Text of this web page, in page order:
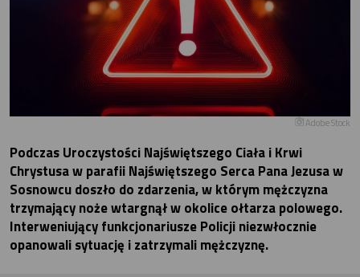
Adobe Stock
Podczas Uroczystości Najświętszego Ciała i Krwi
Chrystusa w parafii Najświętszego Serca Pana Jezusa w
Sosnowcu doszło do zdarzenia, w którym mężczyzna
trzymający noże wtargnął w okolice ołtarza polowego.
Interweniujący funkcjonariusze Policji niezwłocznie
opanowali sytuację i zatrzymali mężczyznę.